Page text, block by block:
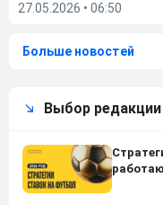
27.05.2026 • 06:50
Больше новостей
Выбор редакции